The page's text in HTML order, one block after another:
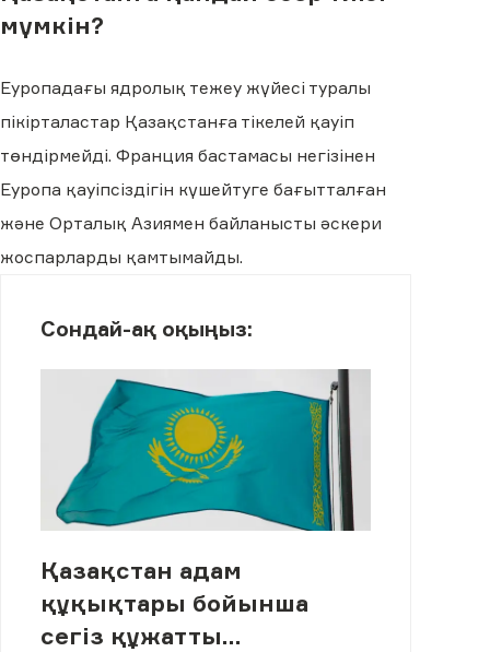
мүмкін?
Еуропадағы ядролық тежеу жүйесі туралы
пікірталастар Қазақстанға тікелей қауіп
төндірмейді. Франция бастамасы негізінен
Еуропа қауіпсіздігін күшейтуге бағытталған
және Орталық Азиямен байланысты әскери
жоспарларды қамтымайды.
Сондай-ақ оқыңыз:
Қазақстан адам
құқықтары бойынша
сегіз құжатты